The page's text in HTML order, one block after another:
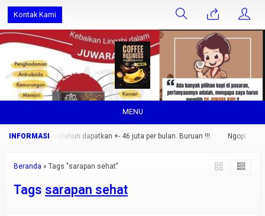
Kontak Kami
MENU
orang saja.. setahun dapatkan +- 46 juta per bulan. Buruan !!! Ngopi
Beranda » Tags "sarapan sehat"
Tags sarapan sehat